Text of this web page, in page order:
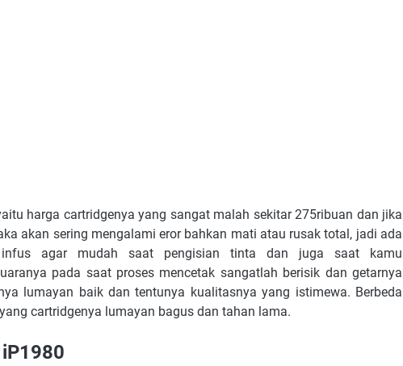
harga cartridgenya yang sangat malah sekitar 275ribuan dan jika
akan sering mengalami eror bahkan mati atau rusak total, jadi ada
agar mudah saat pengisian tinta dan juga saat kamu
pada saat proses mencetak sangatlah berisik dan getarnya
lumayan baik dan tentunya kualitasnya yang istimewa. Berbeda
yang cartridgenya lumayan bagus dan tahan lama.